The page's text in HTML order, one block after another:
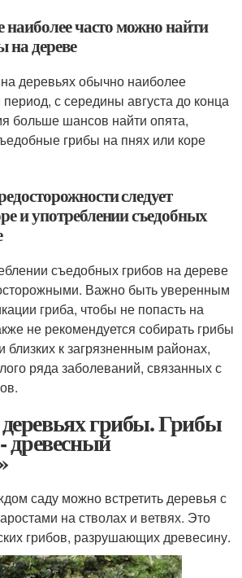
наиболее часто можно найти
на дереве
деревьях обычно наиболее
с середины августа до конца
больше шансов найти опята,
грибы на пнях или коре
следует
и употреблении съедобных
съедобных грибов на дереве
Важно быть уверенным
гриба, чтобы не попасть на
не рекомендуется собирать грибы
близких к загрязненным районах,
ряда заболеваний, связанных с
грибы. Грибы
древесный
саду можно встретить деревья с
на стволах и ветвях. Это
грибов, разрушающих древесину.